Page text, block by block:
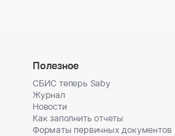
Полезное
СБИС теперь Saby
Журнал
Новости
Как заполнить отчеты
Форматы первичных документов